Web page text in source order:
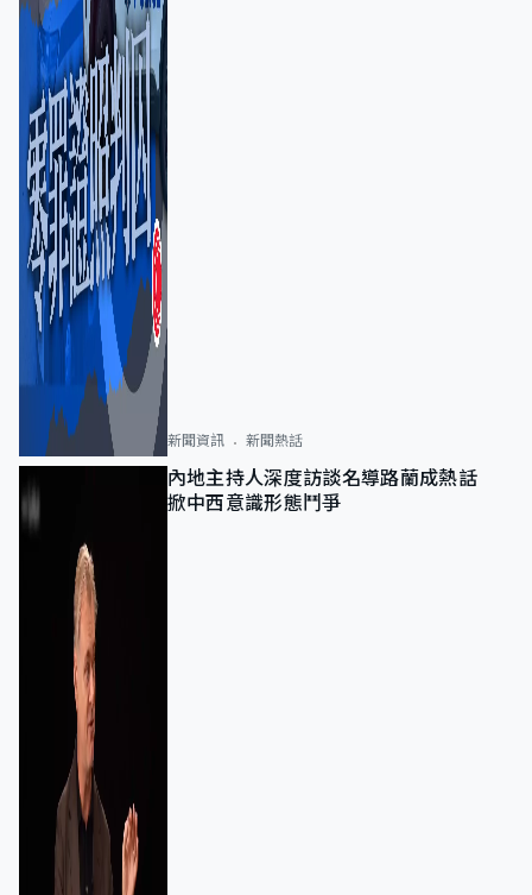
新聞資訊 新聞熱話
內地主持人深度訪談名導路蘭成熱話
掀中西意識形態鬥爭